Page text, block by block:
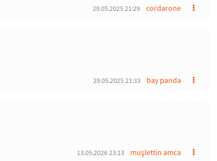
cordarone
29.05.2025 21:29
bay panda
29.05.2025 21:33
muşlettin amca
13.05.2026 23:13